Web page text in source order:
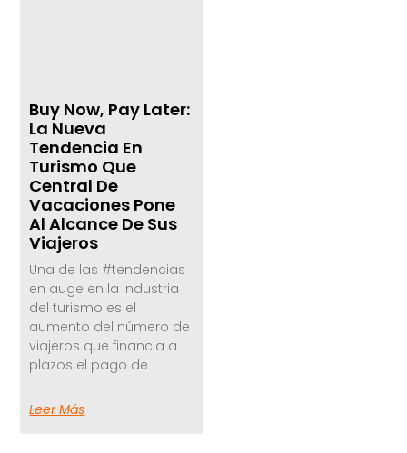
Buy Now, Pay Later:
La Nueva
Tendencia En
Turismo Que
Central De
Vacaciones Pone
Al Alcance De Sus
Viajeros
Una de las #tendencias
en auge en la industria
del turismo es el
aumento del número de
viajeros que financia a
plazos el pago de
Leer Más